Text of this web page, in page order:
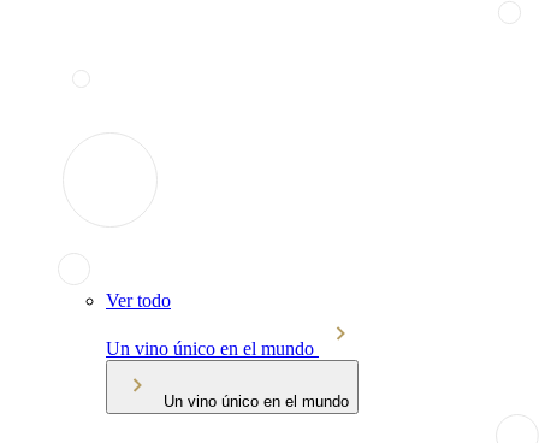
Ver todo
Un vino único en el mundo
Un vino único en el mundo